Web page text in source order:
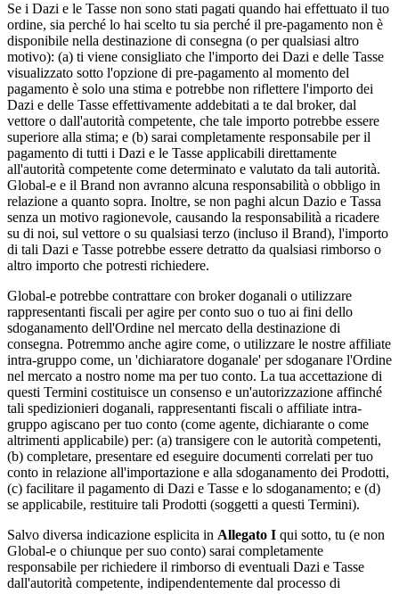
Se i Dazi e le Tasse non sono stati pagati quando hai effettuato il tuo
ordine, sia perché lo hai scelto tu sia perché il pre-pagamento non è
disponibile nella destinazione di consegna (o per qualsiasi altro
motivo): (a) ti viene consigliato che l'importo dei Dazi e delle Tasse
visualizzato sotto l'opzione di pre-pagamento al momento del
pagamento è solo una stima e potrebbe non riflettere l'importo dei
Dazi e delle Tasse effettivamente addebitati a te dal broker, dal
vettore o dall'autorità competente, che tale importo potrebbe essere
superiore alla stima; e (b) sarai completamente responsabile per il
pagamento di tutti i Dazi e le Tasse applicabili direttamente
all'autorità competente come determinato e valutato da tali autorità.
Global-e e il Brand non avranno alcuna responsabilità o obbligo in
relazione a quanto sopra. Inoltre, se non paghi alcun Dazio e Tassa
senza un motivo ragionevole, causando la responsabilità a ricadere
su di noi, sul vettore o su qualsiasi terzo (incluso il Brand), l'importo
di tali Dazi e Tasse potrebbe essere detratto da qualsiasi rimborso o
altro importo che potresti richiedere.
Global-e potrebbe contrattare con broker doganali o utilizzare
rappresentanti fiscali per agire per conto suo o tuo ai fini dello
sdoganamento dell'Ordine nel mercato della destinazione di
consegna. Potremmo anche agire come, o utilizzare le nostre affiliate
intra-gruppo come, un 'dichiaratore doganale' per sdoganare l'Ordine
nel mercato a nostro nome ma per tuo conto. La tua accettazione di
questi Termini costituisce un consenso e un'autorizzazione affinché
tali spedizionieri doganali, rappresentanti fiscali o affiliate intra-
gruppo agiscano per tuo conto (come agente, dichiarante o come
altrimenti applicabile) per: (a) transigere con le autorità competenti,
(b) completare, presentare ed eseguire documenti correlati per tuo
conto in relazione all'importazione e alla sdoganamento dei Prodotti,
(c) facilitare il pagamento di Dazi e Tasse e lo sdoganamento; e (d)
se applicabile, restituire tali Prodotti (soggetti a questi Termini).
Salvo diversa indicazione esplicita in Allegato I qui sotto, tu (e non
Global-e o chiunque per suo conto) sarai completamente
responsabile per richiedere il rimborso di eventuali Dazi e Tasse
dall'autorità competente, indipendentemente dal processo di